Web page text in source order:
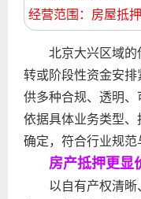
经营范围：房屋抵
北京大兴区域的
转或阶段性资金安
供多种合规、透明
依据具体业务类型
确定，符合行业规范
房产抵押更显
以自有产权清